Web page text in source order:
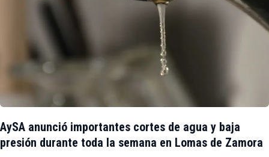
AySA anunció importantes cortes de agua y baja
presión durante toda la semana en Lomas de Zamora